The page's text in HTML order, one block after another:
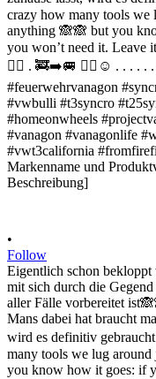
•
Follow
Eigentlich schon bekloppt
mit sich durch die
aller Fälle vorbereitet
Mans dabei hat braucht
wird es definitiv
many tools we lug
you know how it goes: if